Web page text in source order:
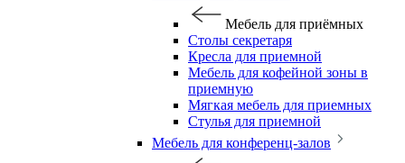
Мебель для приёмных
Столы секретаря
Кресла для приемной
Мебель для кофейной зоны в
приемную
Мягкая мебель для приемных
Стулья для приемной
Мебель для конференц-залов